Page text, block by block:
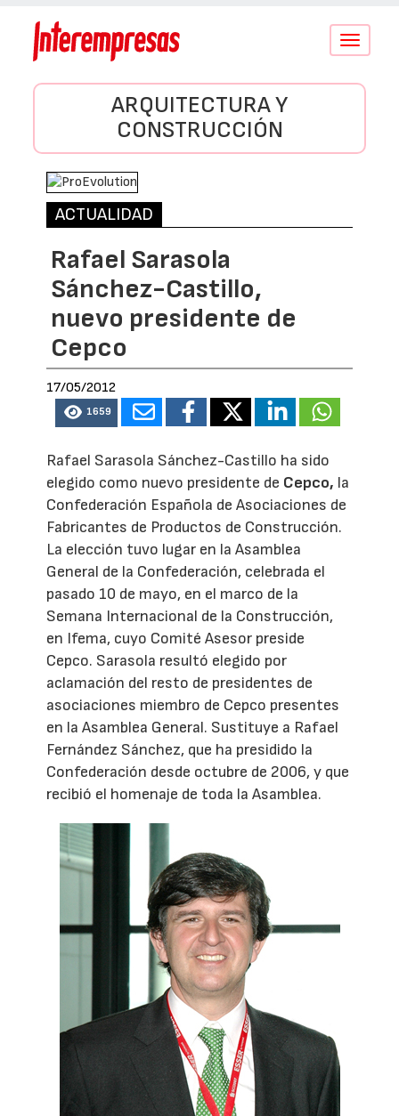
Conmutar
ARQUITECTURA Y
CONSTRUCCIÓN
ACTUALIDAD
Rafael Sarasola
Sánchez-Castillo,
nuevo presidente de
Cepco
17/05/2012
1659
Rafael Sarasola Sánchez-Castillo ha sido
elegido como nuevo presidente de Cepco, la
Confederación Española de Asociaciones de
Fabricantes de Productos de Construcción.
La elección tuvo lugar en la Asamblea
General de la Confederación, celebrada el
pasado 10 de mayo, en el marco de la
Semana Internacional de la Construcción,
en Ifema, cuyo Comité Asesor preside
Cepco. Sarasola resultó elegido por
aclamación del resto de presidentes de
asociaciones miembro de Cepco presentes
en la Asamblea General. Sustituye a Rafael
Fernández Sánchez, que ha presidido la
Confederación desde octubre de 2006, y que
recibió el homenaje de toda la Asamblea.